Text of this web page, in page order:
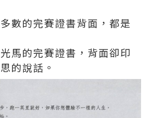
數的完賽證書背面，都是
馬的完賽證書，背面卻印
的說話。